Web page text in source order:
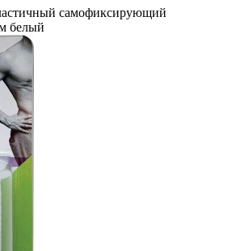
самофиксирующий
белый